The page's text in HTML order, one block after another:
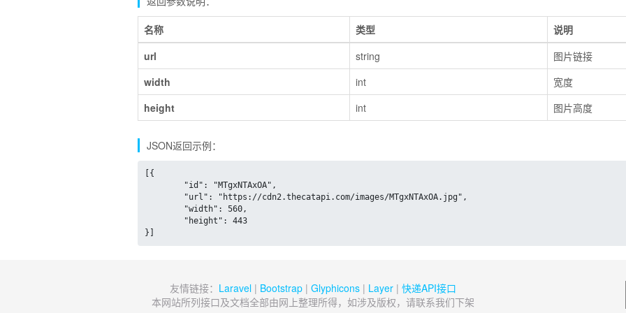
名称 类型
说明
url
string
图片链接
width
int
宽度
height
int 图片高度
JSON返回示例：
[{
}]
友情链接： Laravel| Bootstrap| Glyphicons| Layer| 快递API接口
本网站所列接口及文档全部由网上整理所得，如涉及版权，请联系我们下架